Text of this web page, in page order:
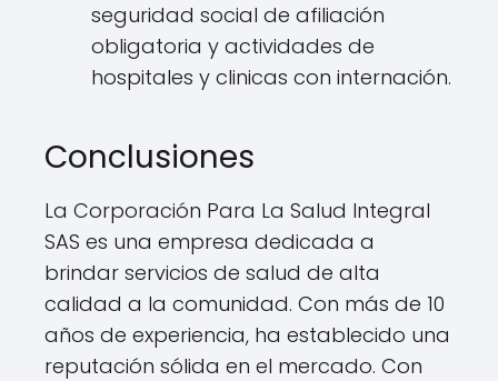
seguridad social de afiliación
obligatoria y actividades de
hospitales y clinicas con internación.
Conclusiones
La Corporación Para La Salud Integral
SAS es una empresa dedicada a
brindar servicios de salud de alta
calidad a la comunidad. Con más de 10
años de experiencia, ha establecido una
reputación sólida en el mercado. Con